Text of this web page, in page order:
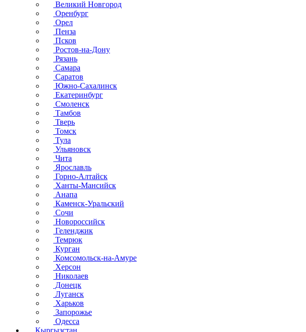
Великий Новгород
Оренбург
Орел
Пенза
Псков
Ростов-на-Дону
Рязань
Самара
Саратов
Южно-Сахалинск
Екатеринбург
Смоленск
Тамбов
Тверь
Томск
Тула
Ульяновск
Чита
Ярославль
Горно-Алтайск
Ханты-Мансийск
Анапа
Каменск-Уральский
Сочи
Новороссийск
Геленджик
Темрюк
Курган
Комсомольск-на-Амуре
Херсон
Николаев
Донецк
Луганск
Харьков
Запорожье
Одесса
Кыргызстан